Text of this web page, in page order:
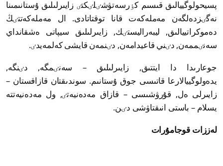
پسيحولوگييالىق قىسىم كٶرسەتۋشٸلٸكتٸ زايىرلىلىق ۇستانىمىنا
نەگٸزدەلگەن مەملەكەت قانا توقتاتادى. ال مەملەكەتتٸڭ
دەموكراتييالىق, ليبەراليستٸك, زايىرلىلىق سيپاتى ەشقانداي
سەنٸممەن, دٸني قاعيدامەن, دٸنمەن قايشى كەلمەيدٸ.
جوعارىدا دا ايتتىق, زايىرلىلىق – سەنٸمگە, دٸنگە,
يدەولوگييالارعا قاتىسى جوق ۇستانىم. سوندىقتان قازاقستان –
زايىرلى ەل, قۇرۋشىسى – قازاق مەدەنيەتٸ, ول مەدەنيەتتە
يسلام – باستى انىقتاۋشى دٸن.
لەززات قوجامۇرات